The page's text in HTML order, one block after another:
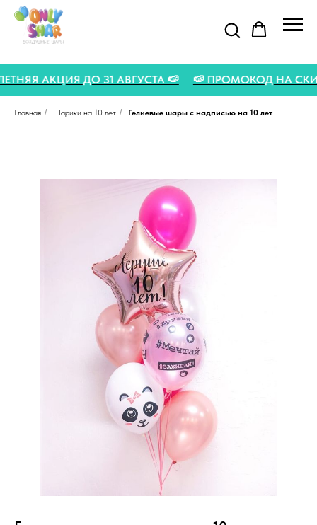
🍉 ЛЕТНЯЯ АКЦИЯ ДО 31 АВГУСТА 🍉 🍉 ПРОМОКОД НА
Главная / Шарики на 10 лет / Гелиевые шары с надписью на 10 лет